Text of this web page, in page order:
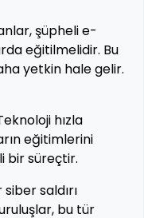
şüpheli e-
eğitilmelidir. Bu
yetkin hale gelir.
hızla
eğitimlerini
bir süreçtir.
saldırı
bu tür